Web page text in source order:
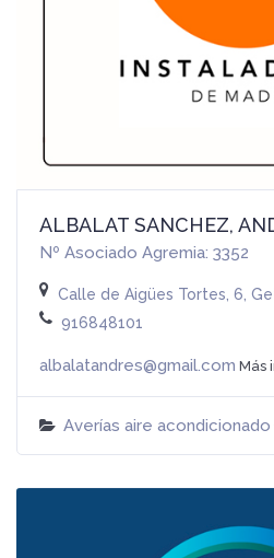
ALBALAT SANCHEZ,
Nº Asociado Agremia: 3352
Calle de Aigües Tortes, 6,
916848101
albalatandres@gmail.com Más
Averías aire acondicionado